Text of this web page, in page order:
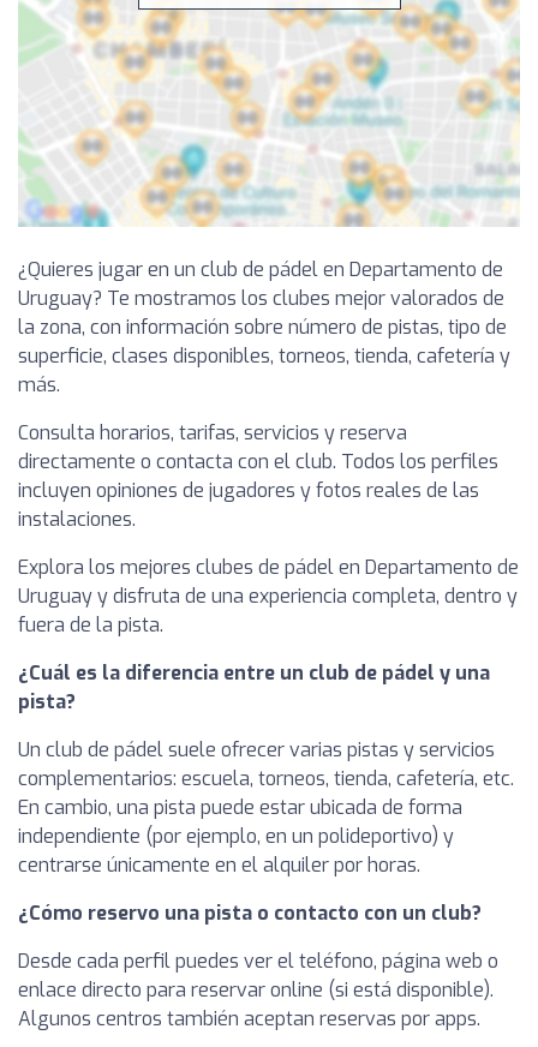
¿Quieres jugar en un club de pádel en Departamento de
Uruguay? Te mostramos los clubes mejor valorados de
la zona, con información sobre número de pistas, tipo de
superficie, clases disponibles, torneos, tienda, cafetería y
más.
Consulta horarios, tarifas, servicios y reserva
directamente o contacta con el club. Todos los perfiles
incluyen opiniones de jugadores y fotos reales de las
instalaciones.
Explora los mejores clubes de pádel en Departamento de
Uruguay y disfruta de una experiencia completa, dentro y
fuera de la pista.
¿Cuál es la diferencia entre un club de pádel y una
pista?
Un club de pádel suele ofrecer varias pistas y servicios
complementarios: escuela, torneos, tienda, cafetería, etc.
En cambio, una pista puede estar ubicada de forma
independiente (por ejemplo, en un polideportivo) y
centrarse únicamente en el alquiler por horas.
¿Cómo reservo una pista o contacto con un club?
Desde cada perfil puedes ver el teléfono, página web o
enlace directo para reservar online (si está disponible).
Algunos centros también aceptan reservas por apps.